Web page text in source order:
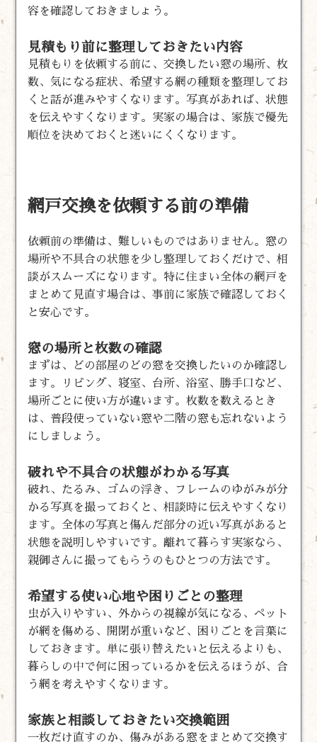
容を確認しておきましょう。
見積もり前に整理しておきたい内容
見積もりを依頼する前に、交換したい窓の場所、枚
数、気になる症状、希望する網の種類を整理してお
くと話が進みやすくなります。写真があれば、状態
を伝えやすくなります。実家の場合は、家族で優先
順位を決めておくと迷いにくくなります。
網戸交換を依頼する前の準備
依頼前の準備は、難しいものではありません。窓の
場所や不具合の状態を少し整理しておくだけで、相
談がスムーズになります。特に住まい全体の網戸を
まとめて見直す場合は、事前に家族で確認しておく
と安心です。
窓の場所と枚数の確認
まずは、どの部屋のどの窓を交換したいのか確認し
ます。リビング、寝室、台所、浴室、勝手口など、
場所ごとに使い方が違います。枚数を数えるとき
は、普段使っていない窓や二階の窓も忘れないよう
にしましょう。
破れや不具合の状態がわかる写真
破れ、たるみ、ゴムの浮き、フレームのゆがみが分
かる写真を撮っておくと、相談時に伝えやすくなり
ます。全体の写真と傷んだ部分の近い写真があると
状態を説明しやすいです。離れて暮らす実家なら、
親御さんに撮ってもらうのもひとつの方法です。
希望する使い心地や困りごとの整理
虫が入りやすい、外からの視線が気になる、ペット
が網を傷める、開閉が重いなど、困りごとを言葉に
しておきます。単に張り替えたいと伝えるよりも、
暮らしの中で何に困っているかを伝えるほうが、合
う網を考えやすくなります。
家族と相談しておきたい交換範囲
一枚だけ直すのか、傷みがある窓をまとめて交換す